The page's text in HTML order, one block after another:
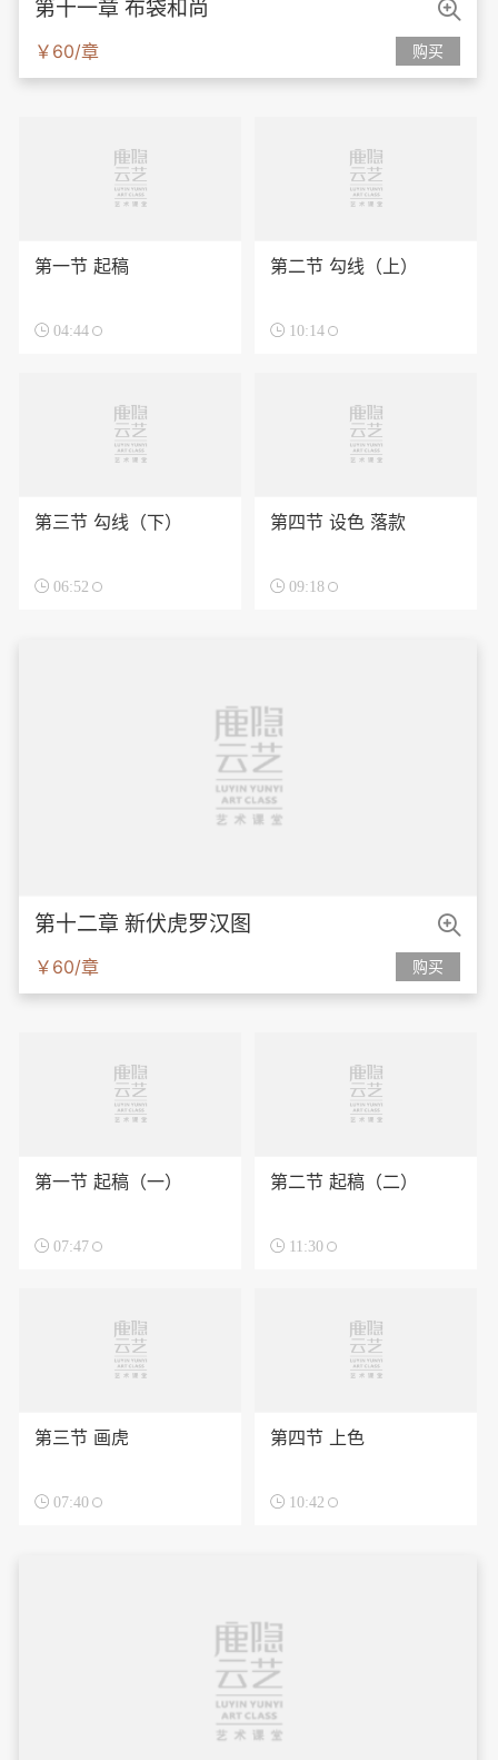
第十一章 布袋和尚
￥60/章 购买

第一节 起稿
 04:44
第二节 勾线（上）
 10:14
第三节 勾线（下）
 06:52
第四节 设色 落款
 09:18
第十二章 新伏虎罗汉图
￥60/章 购买

第一节 起稿（一）
 07:47
第二节 起稿（二）
 11:30
第三节 画虎
 07:40
第四节 上色
 10:42